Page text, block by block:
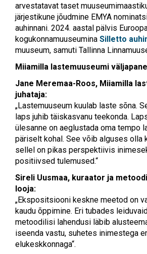
arvestatavat taset
järjestikune jõudmine EMYA
auhinnani. 2024. aastal pälvis
kogukonnamuuseumina Silletto
muuseum, samuti Tallinna
Miiamilla lastemuuseumi
Jane Meremaa-Roos, Miiamilla
juhataja:
„Lastemuuseum kuulab laste sõna.
laps juhib täiskasvanu teekonda.
ülesanne on aeglustada oma tempo
päriselt kohal. See võib alguses olla
sellel on pikas perspektiivis
positiivsed tulemused.“
Sireli Uusmaa, kuraator ja
looja:
„Ekspositsiooni keskne meetod on
kaudu õppimine. Eri tubades
metoodilisi lahendusi läbib
iseenda vastu, suhetes inimestega
elukeskkonnaga“.